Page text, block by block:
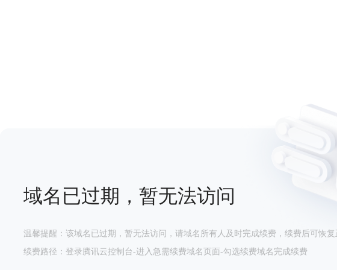
域名已过期，暂无法访问
温馨提醒：该域名已过期，暂无法访问，请域名所有人及时完成续费，续费后可恢复
续费路径：登录腾讯云控制台-进入急需续费域名页面-勾选续费域名完成续费